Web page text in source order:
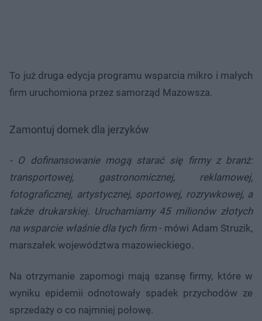
To już druga edycja programu wsparcia mikro i małych
firm uruchomiona przez samorząd Mazowsza.
Zamontuj domek dla jerzyków
- O dofinansowanie mogą starać się firmy z branż:
transportowej, gastronomicznej, reklamowej,
fotograficznej, artystycznej, sportowej, rozrywkowej, a
także drukarskiej. Uruchamiamy 45 milionów złotych
na wsparcie właśnie dla tych firm- mówi Adam Struzik,
marszałek województwa mazowieckiego.
Na otrzymanie zapomogi mają szansę firmy, które w
wyniku epidemii odnotowały spadek przychodów ze
sprzedaży o co najmniej połowę.